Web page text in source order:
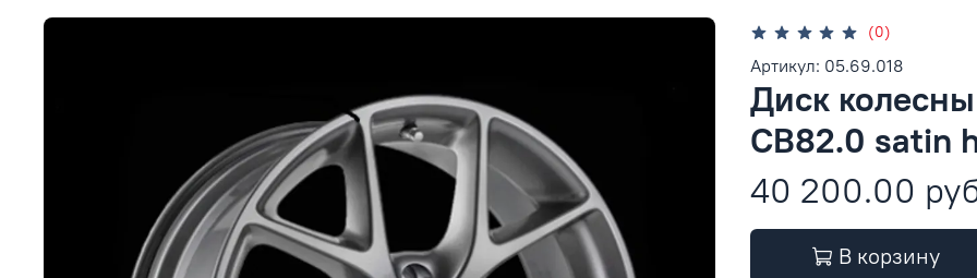
(0)
Артикул: 05.69.018
Диск
CB82.0 satin
40 200.00
В корзину